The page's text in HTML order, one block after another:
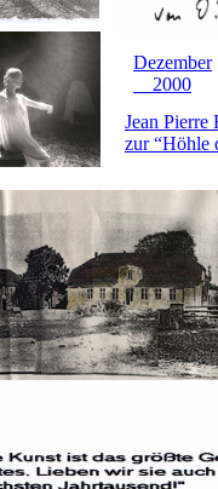
Dezember
2000
Jean Pierre
zur “Höhle